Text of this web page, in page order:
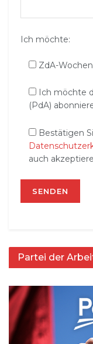
Ich möchte:
ZdA-
Ich möchte
(PdA)
Bestätigen
auch
Partei der